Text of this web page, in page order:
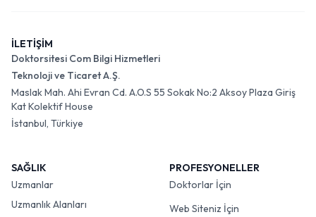
İLETİŞİM
Doktorsitesi Com Bilgi Hizmetleri
Teknoloji ve Ticaret A.Ş.
Maslak Mah. Ahi Evran Cd. A.O.S 55 Sokak No:2 Aksoy Plaza Giriş
Kat Kolektif House
İstanbul, Türkiye
SAĞLIK
Uzmanlar
Uzmanlık Alanları
PROFESYONELLER
Doktorlar İçin
Web Siteniz İçin